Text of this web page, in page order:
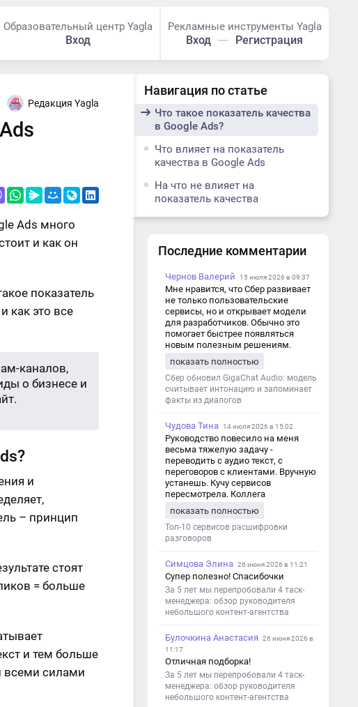
Образовательный центр Yagla
Вход
Рекламные инструменты Yagla
Вход Регистрация
Навигация по статье
Что такое показатель качества
в Google Ads?
Что влияет на показатель
качества в Google Ads
На что не влияет на
показатель качества
Редакция Yagla
Ads много
и как он
показатель
как это все
каналов,
о бизнесе и
и
– принцип
стоят
= больше
и тем больше
всеми силами
Последние комментарии
Чернов Валерий 15 июля 2026 в 09:37
Мне нравится, что Сбер развивает
не только пользовательские
сервисы, но и открывает модели
для разработчиков. Обычно это
помогает быстрее появляться
новым полезным решениям.
показать полностью
Сбер обновил GigaChat Audio: модель
считывает интонацию и запоминает
факты из диалогов
Чудова Тина 14 июля 2026 в 15:02
Руководство повесило на меня
весьма тяжелую задачу -
переводить с аудио текст, с
переговоров с клиентами. Вручную
устанешь. Кучу сервисов
пересмотрела. Коллега
хорошо переводит. Мало
редактировать по итогу. Советую.
показать полностью
Топ-10 сервисов расшифровки
разговоров
Симцова Элина 26 июня 2026 в 11:21
Супер полезно! Спасибочки
За 5 лет мы перепробовали 4 таск-
менеджера: обзор руководителя
небольшого контент-агентства
Булочкина Анастасия
26 июня 2026 в
11:17
Отличная подборка!
За 5 лет мы перепробовали 4 таск-
менеджера: обзор руководителя
небольшого контент-агентства